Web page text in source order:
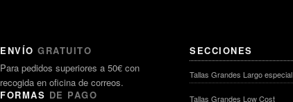
ENVÍO GRATUITO
Para pedidos superiores a 50€ con
recogida en oficina de correos.
FORMAS DE PAGO
SECCIONES
Tallas Grandes Largo especial
Tallas Grandes Low Cost